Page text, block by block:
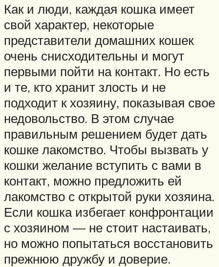
Как и люди, каждая кошка имеет
свой характер, некоторые
представители домашних кошек
очень снисходительны и могут
первыми пойти на контакт. Но есть
и те, кто хранит злость и не
подходит к хозяину, показывая свое
недовольство. В этом случае
правильным решением будет дать
кошке лакомство. Чтобы вызвать у
кошки желание вступить с вами в
контакт, можно предложить ей
лакомство с открытой руки хозяина.
Если кошка избегает конфронтации
с хозяином — не стоит настаивать,
но можно попытаться восстановить
прежнюю дружбу и доверие.